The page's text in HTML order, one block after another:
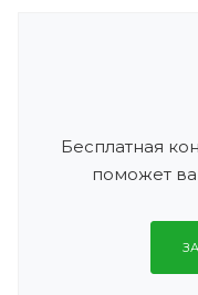
Бесплатная
поможет